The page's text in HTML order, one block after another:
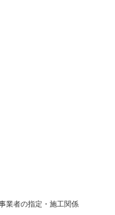
業者の指定・施工関係